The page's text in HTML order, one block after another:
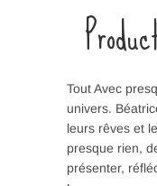
Tout Avec
univers.
leurs rêves et
presque rien,
présenter,